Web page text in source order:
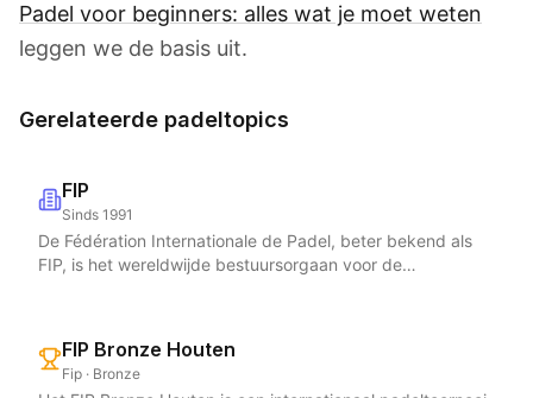
Padel voor beginners: alles wat je moet weten
leggen we de basis uit.
Gerelateerde padeltopics
FIP
Sinds 1991
De Fédération Internationale de Padel, beter bekend als
FIP, is het wereldwijde bestuursorgaan voor de
aangesloten nationale federaties en een bereik van meer
dan 30 miljoen spelers in ruim 140 landen is de FIP de
FIP Bronze Houten
Fip · Bronze